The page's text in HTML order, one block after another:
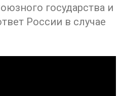
государства и
России в случае